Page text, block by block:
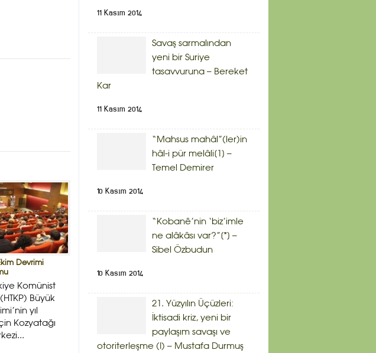
Devrimi
Komünist
Büyük
yıl
Kozyatağı
11 Kasım 2014
Savaş sarmalından
yeni bir Suriye
tasavvuruna – Bereket
Kar
11 Kasım 2014
“Mahsus mahâl”(ler)in
hâl-i pür melâli[1] –
Temel Demirer
10 Kasım 2014
“Kobanê’nin ‘biz’imle
ne alâkâsı var?”[*] –
Sibel Özbudun
10 Kasım 2014
21. Yüzyılın Üçüzleri:
İktisadi kriz, yeni bir
paylaşım savaşı ve
otoriterleşme (I) – Mustafa Durmuş